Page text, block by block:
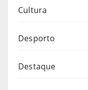
Cultura
Desporto
Destaque